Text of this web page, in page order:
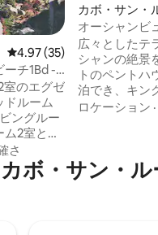
レビュー35件、5つ星中
4.97 (35)
チ1Bd -
室のエグゼ
ドルーム
ングルー
2室とミ
タジオユ
さ
カボ・サン・
ト
オーシャンビ
ト @ パシフ
広々としたテ
シャンの絶景
トのペントハ
泊でき、キン
ド2台を備え
ランドソルマ
ン・ルーカス
ロケーション ·
カボ・サン・